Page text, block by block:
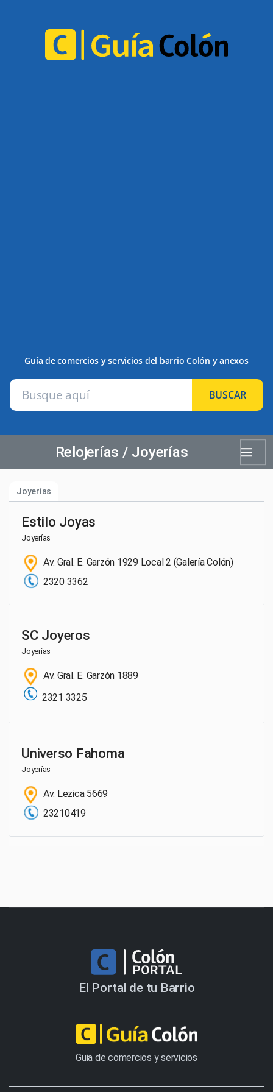
Guía de comercios y servicios del barrio Colón y anexos
BUSCAR
Relojerías / Joyerías
Joyerías
Estilo Joyas
Joyerías
Av. Gral. E. Garzón 1929 Local 2 (Galería Colón)
2320 3362
SC Joyeros
Joyerías
Av. Gral. E. Garzón 1889
2321 3325
Universo Fahoma
Joyerías
Av. Lezica 5669
23210419
El Portal de tu Barrio
Guia de comercios y servicios